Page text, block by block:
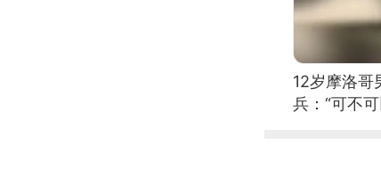
12岁摩洛哥
兵：“可不